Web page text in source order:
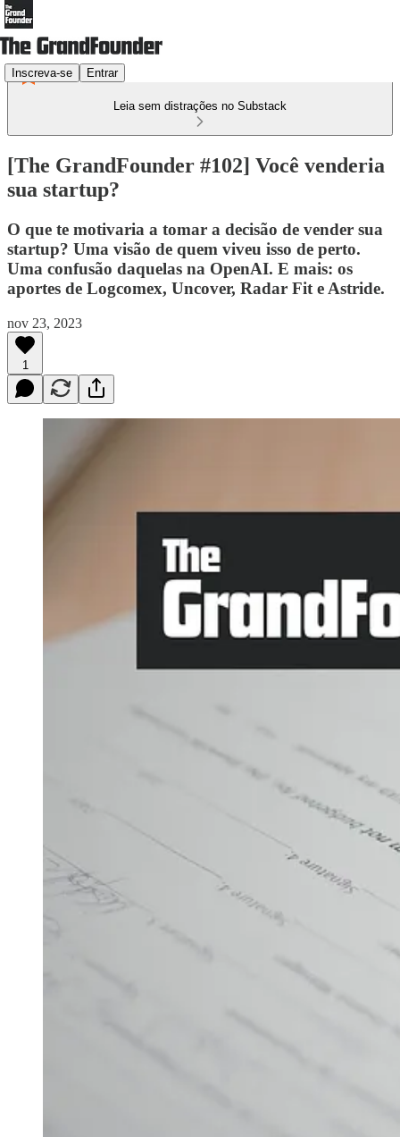
Inscreva-se Entrar
Leia sem distrações no Substack
[The GrandFounder #102] Você venderia
sua startup?
O que te motivaria a tomar a decisão de vender sua
startup? Uma visão de quem viveu isso de perto.
Uma confusão daquelas na OpenAI. E mais: os
aportes de Logcomex, Uncover, Radar Fit e Astride.
nov 23, 2023
1